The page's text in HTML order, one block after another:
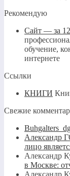
Рекомендую
Сайт — за
обучение,
интернете
Ссылки
КНИГИ
Свежие
Александр
лицо
Александр
в Москве:
Александр